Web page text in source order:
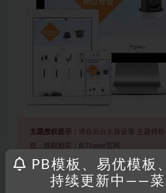
主题授权提示： 请在后台主题设置-主题授
权，授权购买： RiTheme官网
本站所有文章，如无特殊说明或标注
PB模板、易优模板
持续更新中——菜